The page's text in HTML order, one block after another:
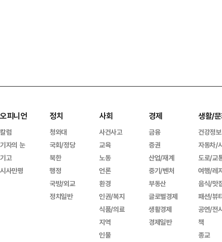
오피니언
칼럼
기자의 눈
기고
시사만평
정치
청와대
국회/정당
북한
행정
국방/외교
정치일반
사회
사건사고
교육
노동
언론
환경
인권/복지
식품/의료
지역
인물
경제
금융
증권
산업/재계
중기/벤처
부동산
글로벌경제
생활경제
경제일반
생활/
건강정보
자동차/
도로/교
여행/레
음식/맛
패션/뷰
공연/전
책
종교